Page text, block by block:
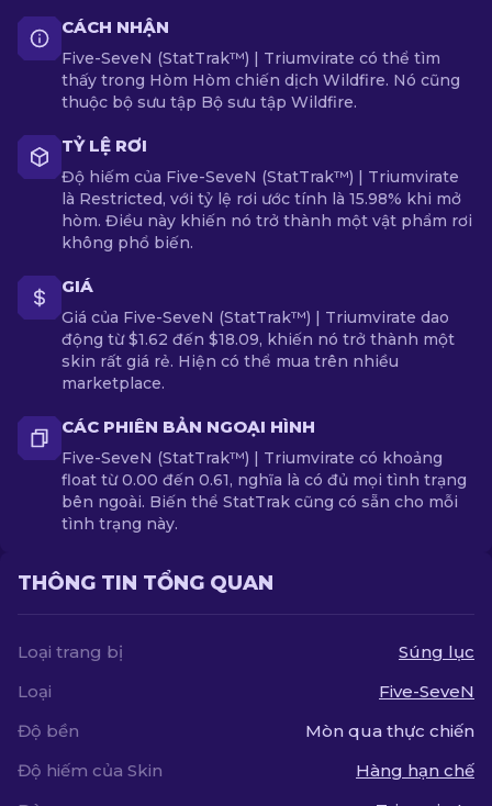
CÁCH NHẬN
Five-SeveN (StatTrak™) | Triumvirate có thể tìm
thấy trong Hòm Hòm chiến dịch Wildfire. Nó cũng
thuộc bộ sưu tập Bộ sưu tập Wildfire.
TỶ LỆ RƠI
Độ hiếm của Five-SeveN (StatTrak™) | Triumvirate
là Restricted, với tỷ lệ rơi ước tính là 15.98% khi mở
hòm. Điều này khiến nó trở thành một vật phẩm rơi
không phổ biến.
GIÁ
Giá của Five-SeveN (StatTrak™) | Triumvirate dao
động từ $1.62 đến $18.09, khiến nó trở thành một
skin rất giá rẻ. Hiện có thể mua trên nhiều
marketplace.
CÁC PHIÊN BẢN NGOẠI HÌNH
Five-SeveN (StatTrak™) | Triumvirate có khoảng
float từ 0.00 đến 0.61, nghĩa là có đủ mọi tình trạng
bên ngoài. Biến thể StatTrak cũng có sẵn cho mỗi
tình trạng này.
THÔNG TIN TỔNG QUAN
Loại trang bị
Súng lục
Loại
Five-SeveN
Độ bền
Mòn qua thực chiến
Độ hiếm của Skin
Hàng hạn chế